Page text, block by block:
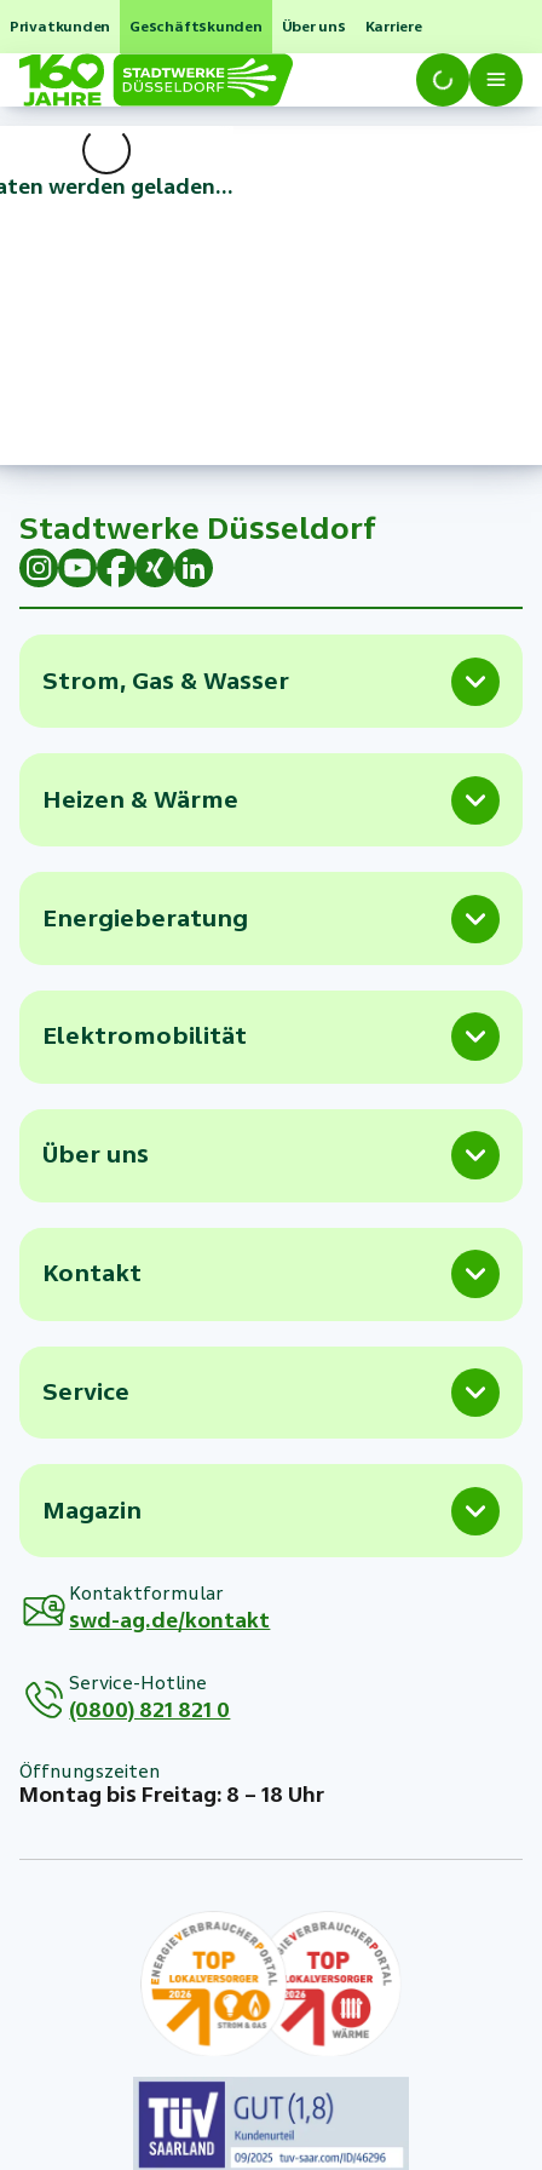
Privatkunden Geschäftskunden Über uns Karriere
werden geladen...
Stadtwerke Düsseldorf
Strom, Gas & Wasser
Heizen & Wärme
Energieberatung
Elektromobilität
Über uns
Kontakt
Service
Magazin
Kontaktformular
swd-ag.de/kontakt
Service-Hotline
(0800) 821 821 0
Öffnungszeiten
Montag bis Freitag: 8 – 18 Uhr